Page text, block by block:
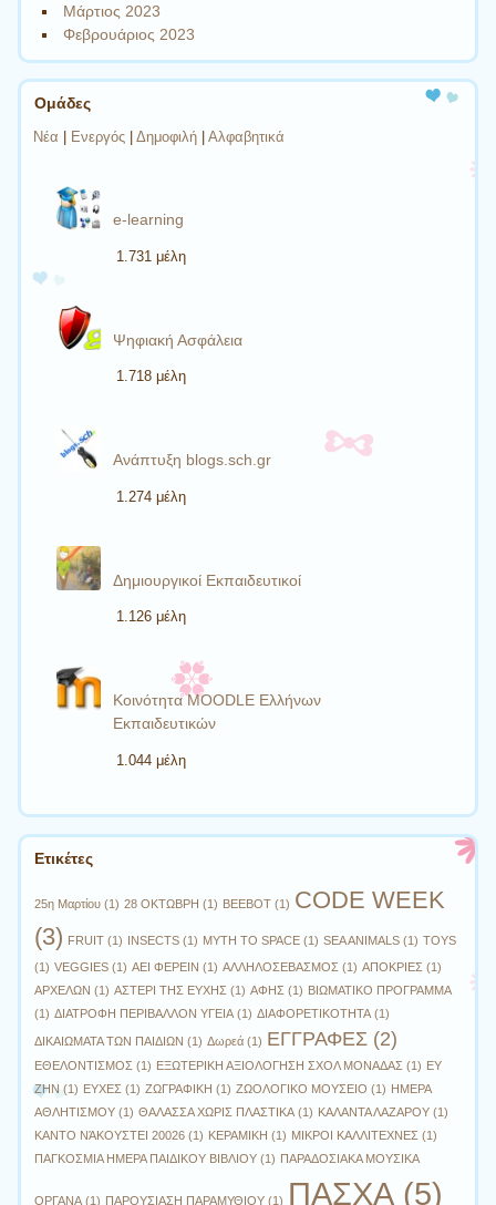
Μάρτιος 2023
Φεβρουάριος 2023
Ομάδες
Νέα Ενεργός Δημοφιλή Αλφαβητικά
e-learning
1.731 μέλη
Ψηφιακή Ασφάλεια
1.718 μέλη
Ανάπτυξη blogs.sch.gr
1.274 μέλη
Δημιουργικοί Εκπαιδευτικοί
1.126 μέλη
Κοινότητα MOODLE Ελλήνων
Εκπαιδευτικών
1.044 μέλη
Ετικέτες
25η Μαρτίου (1) 28 ΟΚΤΩΒΡΗ (1) BEEBOT (1) CODE WEEK
(3) FRUIT (1) INSECTS (1) MYTH TO SPACE (1) SEA ANIMALS (1) TOYS
(1) VEGGIES (1) ΑΕΙ ΦΕΡΕΙΝ (1) ΑΛΛΗΛΟΣΕΒΑΣΜΟΣ (1) ΑΠΟΚΡΙΕΣ (1)
ΑΡΧΕΛΩΝ (1) ΑΣΤΕΡΙ ΤΗΣ ΕΥΧΗΣ (1) ΑΦΗΣ (1) ΒΙΩΜΑΤΙΚΟ ΠΡΟΓΡΑΜΜΑ
(1) ΔΙΑΤΡΟΦΗ ΠΕΡΙΒΑΛΛΟΝ ΥΓΕΙΑ (1) ΔΙΑΦΟΡΕΤΙΚΟΤΗΤΑ (1)
ΔΙΚΑΙΩΜΑΤΑ ΤΩΝ ΠΑΙΔΙΩΝ (1) Δωρεά (1) ΕΓΓΡΑΦΕΣ (2)
ΕΘΕΛΟΝΤΙΣΜΟΣ (1) ΕΞΩΤΕΡΙΚΗ ΑΞΙΟΛΟΓΗΣΗ ΣΧΟΛ ΜΟΝΑΔΑΣ (1) ΕΥ
ΖΗΝ (1) ΕΥΧΕΣ (1) ΖΩΓΡΑΦΙΚΗ (1) ΖΩΟΛΟΓΙΚΟ ΜΟΥΣΕΙΟ (1) ΗΜΕΡΑ
ΑΘΛΗΤΙΣΜΟΥ (1) ΘΑΛΑΣΣΑ ΧΩΡΙΣ ΠΛΑΣΤΙΚΑ (1) ΚΑΛΑΝΤΑ ΛΑΖΑΡΟΥ (1)
ΚΑΝΤΟ ΝΆΚΟΥΣΤΕΙ 20026 (1) ΚΕΡΑΜΙΚΗ (1) ΜΙΚΡΟΙ ΚΑΛΛΙΤΕΧΝΕΣ (1)
ΠΑΓΚΟΣΜΙΑ ΗΜΕΡΑ ΠΑΙΔΙΚΟΥ ΒΙΒΛΙΟΥ (1) ΠΑΡΑΔΟΣΙΑΚΑ ΜΟΥΣΙΚΑ
ΟΡΓΑΝΑ (1) ΠΑΡΟΥΣΙΑΣΗ ΠΑΡΑΜΥΘΙΟΥ (1) ΠΑΣΧΑ (5)